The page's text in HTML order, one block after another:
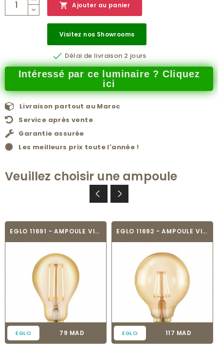
 Ajouter au panier
Visitez nos Showrooms
 Délai de livraison 2 jours
Intéressé par ce luminaire ? Cliquez
ici
Livraison partout au Maroc
Service après vente
Garantie assurée
Les meilleurs prix toute l'année !
Veuillez choisir une ampoule
EGLO 11691 - AMPOULE VINTAGE LED - LED_E27
EGLO Prix
79 MAD
EGLO 11692 - AMPOULE VINTAGE LED - LED_E27
EGLO Prix
117 MAD